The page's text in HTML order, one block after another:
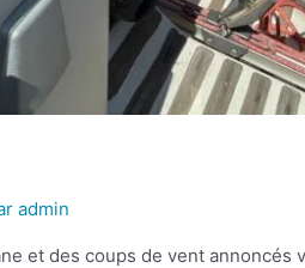
admin
et des coups de vent